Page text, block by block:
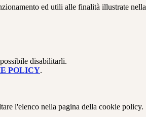
ed utili alle finalità illustrate nella
disabilitarli.
POLICY.
l'elenco nella pagina della cookie policy.